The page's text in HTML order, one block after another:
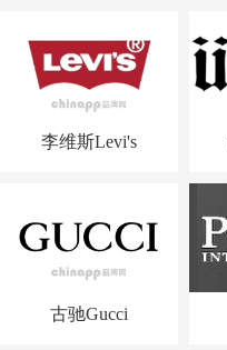
李维斯Levi's
古驰Gucci